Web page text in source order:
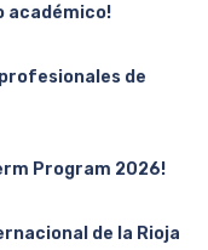
académico!
de
Program 2026!
de la Rioja